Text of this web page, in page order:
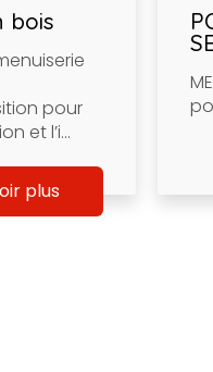
bois
pour
et l’i...
plus